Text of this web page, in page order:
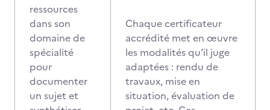
ressources
dans son
domaine de
spécialité
pour
documenter
un sujet et
Chaque certificateur
accrédité met en œuvre
les modalités qu’il juge
adaptées : rendu de
travaux, mise en
situation, évaluation de